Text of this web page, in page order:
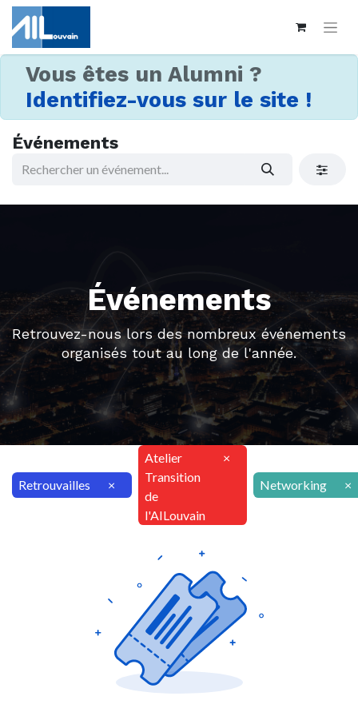
Vous êtes un Alumni ?
Identifiez-vous sur le site !
Événements
Événements
Retrouvez-nous lors des nombreux événements
organisés tout au long de l'année.
Retrouvailles ×
Atelier
Transition
de
l'AILouvain
×
Networking
×